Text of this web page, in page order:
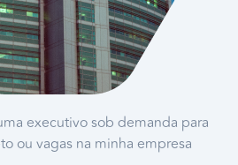
executivo sob demanda para
ou vagas na minha empresa